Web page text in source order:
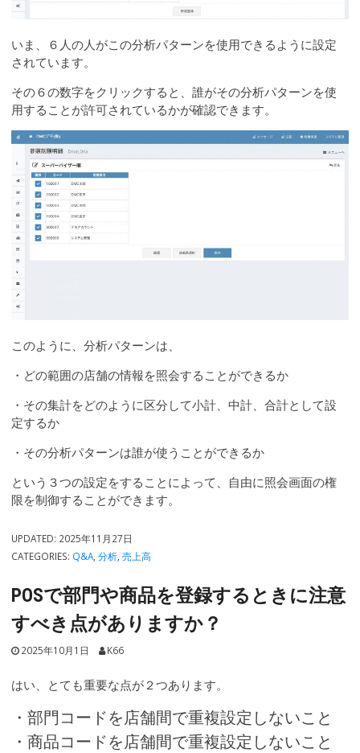
いま、６人の人がこの分析パターンを使用できるように設定
されています。
その６の数字をクリックすると、誰がその分析パターンを使
用することが許可されているかが確認できます。
このように、分析パターンは、
・どの範囲の店舗の情報を照会することができるか
・その集計をどのように区分して小計、中計、合計として設
定するか
・その分析パターンは誰が使うことができるか
という３つの設定をすることによって、自由に照会画面の権
限を制御することができます。
UPDATED: 2025年11月27日
CATEGORIES: Q&A ,分析 ,売上高
POSで部門や商品を登録するときに注意
すべき点がありますか？
2025年10月1日 K66
はい、とても重要な点が２つあります。
・部門コードを店舗間で重複設定しないこと
・商品コードを店舗間で重複設定しないこと